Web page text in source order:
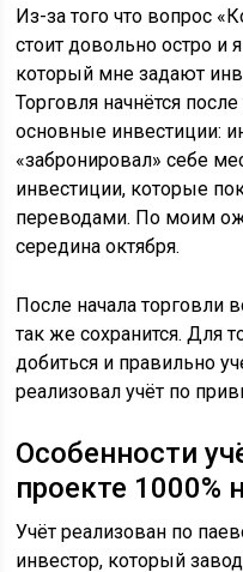
Из-за того что вопрос
стоит довольно остро и
который мне задают
Торговля начнётся
основные инвестиции:
«забронировал» себе
инвестиции, которые
переводами. По моим
середина октября.
После начала торговли
так же сохранится. Для
добиться и правильно
реализовал учёт по
Особенности
проекте 1000%
Учёт реализован по
инвестор, который